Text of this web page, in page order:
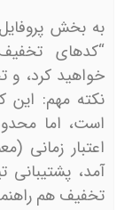
به بخش
“کدهای
خواهید کرد، و
نکته مهم: این
است، اما
تخفیف هم